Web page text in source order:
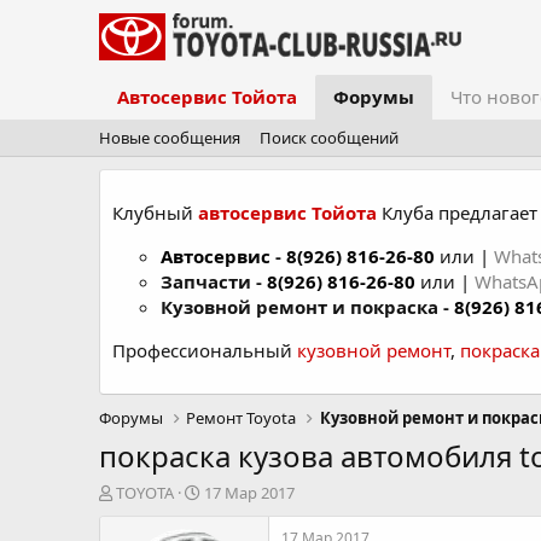
Автосервис Тойота Форумы Что
Новые сообщения Поиск сообщений
Клубный автосервис Тойота Клуба
Автосервис - 8(926) 816-26-80 или |
Запчасти - 8(926) 816-26-80 или |
Кузовной ремонт и покраска - 8(926)
Профессиональный кузовной ремонт,
Форумы Ремонт Toyota Кузовной ремонт и
покраска кузова автомобиля
А
TOYOTA
Д
т
17 Мар 2017